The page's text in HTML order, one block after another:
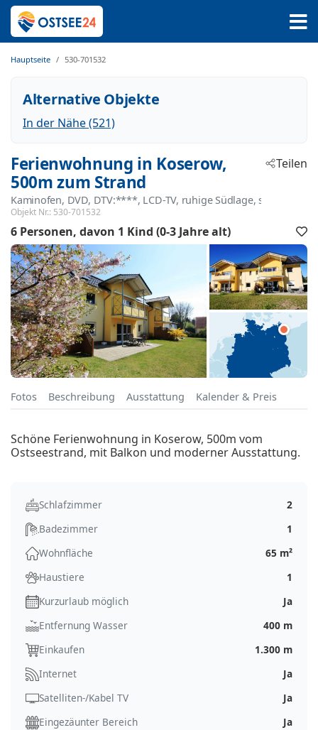
Hauptseite 530-701532
Alternative Objekte
In der Nähe (521)
Ferienwohnung in Koserow,
500m zum Strand
Kaminofen, DVD, DTV:****, LCD-TV, ruhige Südlage, sonnig
-
Objekt Nr.: 530-701532
Teilen
6 Personen davon 1 Kind (0-3 Jahre alt)
Fotos Beschreibung Ausstattung Kalender & Preis
Schöne Ferienwohnung in Koserow, 500m vom
Ostseestrand, mit Balkon und moderner Ausstattung.
Schlafzimmer
2
Badezimmer
1
Wohnfläche
65 m²
Haustiere
1
Kurzurlaub möglich
Ja
Entfernung Wasser
400 m
Einkaufen
1.300 m
Internet
Ja
Satelliten-/Kabel TV
Ja
Eingezäunter Bereich
Ja